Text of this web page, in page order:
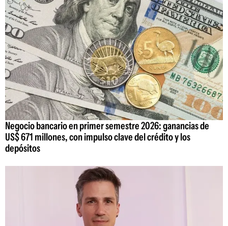
Negocio bancario en primer semestre 2026: ganancias de
US$ 671 millones, con impulso clave del crédito y los
depósitos